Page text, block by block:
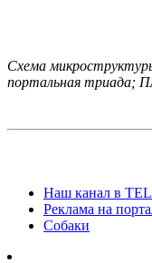
Схема
портальная триада;
Наш канал в
Реклама на
Собаки